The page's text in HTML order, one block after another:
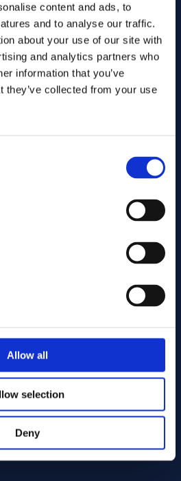
content and ads, to
and to analyse our traffic.
about your use of our site with
and analytics partners who
information that you’ve
they’ve collected from your use
Allow all
selection
Deny